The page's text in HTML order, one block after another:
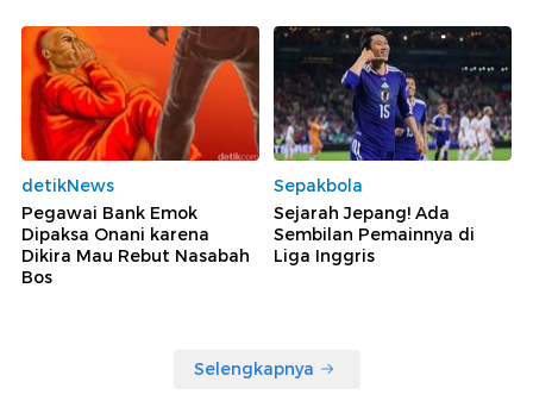
detikNews
Pegawai Bank Emok
Dipaksa Onani karena
Dikira Mau Rebut Nasabah
Bos
Sepakbola
Sejarah Jepang! Ada
Sembilan Pemainnya di
Liga Inggris
Selengkapnya